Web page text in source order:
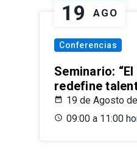
19 AGO
Conferencias
Seminario:
redefine
19 de Agosto
09:00 a 11:00